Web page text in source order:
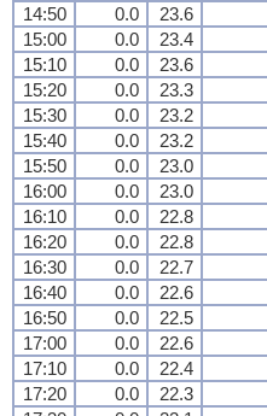
14:50 0.0 23.6
15:00
0.0 23.4
15:10
0.0 23.6
15:20
0.0 23.3
15:30
0.0 23.2
15:40
0.0 23.2
15:50
0.0 23.0
16:00
0.0 23.0
16:10
0.0 22.8
16:20
0.0 22.8
16:30
0.0 22.7
16:40
0.0 22.6
16:50
0.0 22.5
17:00
0.0 22.6
17:10
0.0 22.4
17:20
0.0 22.3